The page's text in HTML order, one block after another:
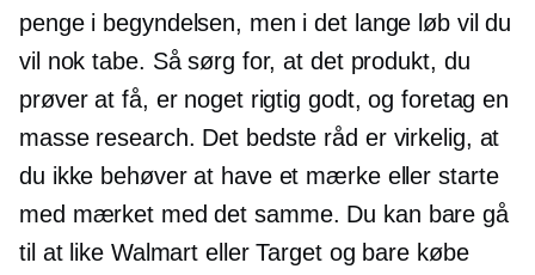
penge i begyndelsen, men i det lange løb vil du
vil nok tabe. Så sørg for, at det produkt, du
prøver at få, er noget rigtig godt, og foretag en
masse research. Det bedste råd er virkelig, at
du ikke behøver at have et mærke eller starte
med mærket med det samme. Du kan bare gå
til at like Walmart eller Target og bare købe